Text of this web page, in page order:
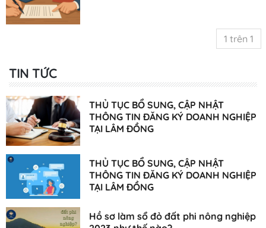
1 trên 1
TIN TỨC
THỦ TỤC BỔ SUNG, CẬP NHẬT
THÔNG TIN ĐĂNG KÝ DOANH NGHIỆP
TẠI LÂM ĐỒNG
THỦ TỤC BỔ SUNG, CẬP NHẬT
THÔNG TIN ĐĂNG KÝ DOANH NGHIỆP
TẠI LÂM ĐỒNG
Hồ sơ làm sổ đỏ đất phi nông nghiệp